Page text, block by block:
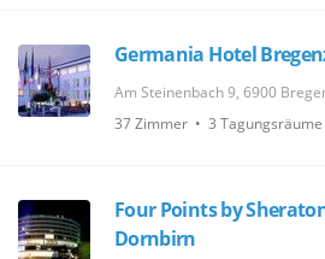
Germania Hotel
Am Steinenbach 9, 6900
37 Zimmer • 3
Four Points by
Dornbirn